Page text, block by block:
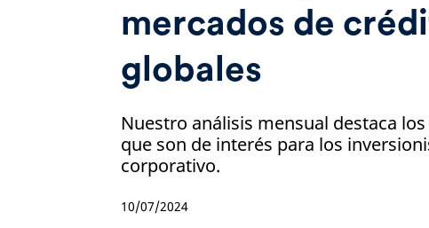
mercados de
globales
Nuestro análisis mensual destaca
que son de interés para los
corporativo.
10/07/2024